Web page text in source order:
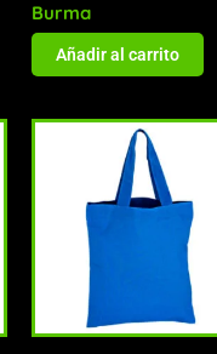
Burma
Añadir al carrito